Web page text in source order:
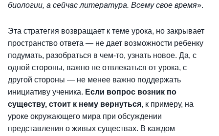
биологии, а сейчас литература. Всему свое время».
Эта стратегия возвращает к теме урока, но закрывает
пространство ответа — не дает возможности ребенку
подумать, разобраться в чем-то, узнать новое. Да, с
одной стороны, важно не отвлекаться от урока, с
другой стороны — не менее важно поддержать
инициативу ученика. Если вопрос возник по
существу, стоит к нему вернуться, к примеру, на
уроке окружающего мира при обсуждении
представления о живых существах. В каждом